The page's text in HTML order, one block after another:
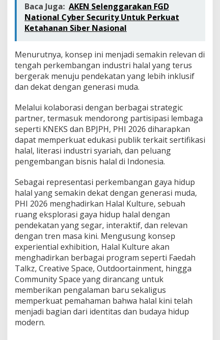
Baca Juga: AKEN Selenggarakan FGD
National Cyber Security Untuk Perkuat
Ketahanan Siber Nasional
Menurutnya, konsep ini menjadi semakin relevan di
tengah perkembangan industri halal yang terus
bergerak menuju pendekatan yang lebih inklusif
dan dekat dengan generasi muda.
Melalui kolaborasi dengan berbagai strategic
partner, termasuk mendorong partisipasi lembaga
seperti KNEKS dan BPJPH, PHI 2026 diharapkan
dapat memperkuat edukasi publik terkait sertifikasi
halal, literasi industri syariah, dan peluang
pengembangan bisnis halal di Indonesia.
Sebagai representasi perkembangan gaya hidup
halal yang semakin dekat dengan generasi muda,
PHI 2026 menghadirkan Halal Kulture, sebuah
ruang eksplorasi gaya hidup halal dengan
pendekatan yang segar, interaktif, dan relevan
dengan tren masa kini. Mengusung konsep
experiential exhibition, Halal Kulture akan
menghadirkan berbagai program seperti Faedah
Talkz, Creative Space, Outdoortainment, hingga
Community Space yang dirancang untuk
memberikan pengalaman baru sekaligus
memperkuat pemahaman bahwa halal kini telah
menjadi bagian dari identitas dan budaya hidup
modern.